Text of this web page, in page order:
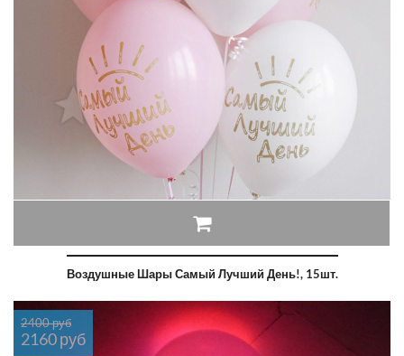
Воздушные Шары Самый Лучший День!, 15шт.
2400 руб
2160 руб